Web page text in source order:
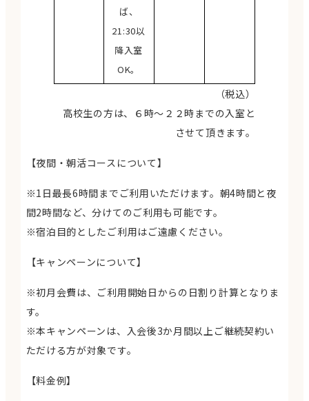
ば、
21:30以
降入室
OK。
（税込）
高校生の方は、６時～２２時までの入室と
させて頂きます。
【夜間・朝活コースについて】
※1日最長6時間までご利用いただけます。朝4時間と夜
間2時間など、分けてのご利用も可能です。
※宿泊目的としたご利用はご遠慮ください。
【キャンペーンについて】
※初月会費は、ご利用開始日からの日割り計算となりま
す。
※本キャンペーンは、入会後3か月間以上ご継続契約い
ただける方が対象です。
【料金例】